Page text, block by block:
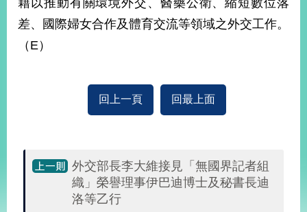
外
交
資
訊
藉以推動有關環境外交、醫藥公衛、縮短數位落
差、國際婦女合作及體育交流等領域之外交工作。
（E）
回上一頁 回最上面
外交部長李大維接見「無國界記者組
織」榮譽理事伊巴迪博士及秘書長迪
洛等乙行